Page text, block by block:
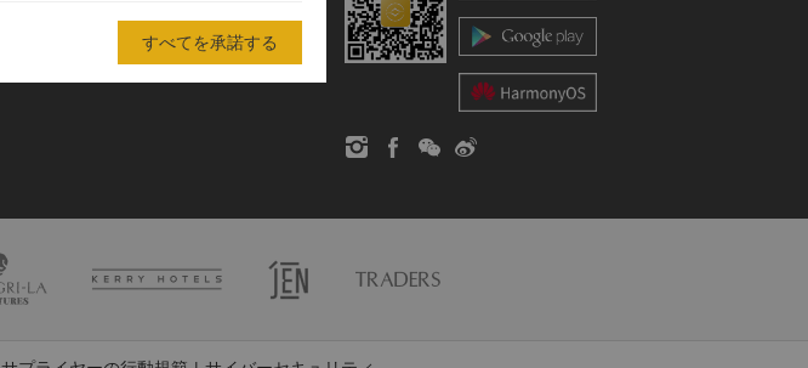
企業の社会的責任
すべてを承諾する